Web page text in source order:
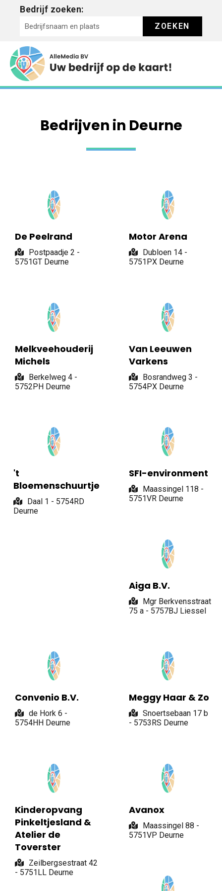
Bedrijf zoeken:
ZOEKEN
Bedrijven in Deurne
De Peelrand
Postpaadje 2 -
5751GT Deurne
Motor Arena
Dubloen 14 -
5751PX Deurne
Melkveehouderij
Michels
Berkelweg 4 -
5752PH Deurne
Van Leeuwen
Varkens
Bosrandweg 3 -
5754PX Deurne
't
Bloemenschuurtje
Daal 1 - 5754RD
Deurne
SFI-environment
Maassingel 118 -
5751VR Deurne
Aiga B.V.
Mgr Berkvensstraat
75 a - 5757BJ Liessel
Convenio B.V.
de Hork 6 -
5754HH Deurne
Meggy Haar & Zo
Snoertsebaan 17 b
- 5753RS Deurne
Kinderopvang
Pinkeltjesland &
Atelier de
Toverster
Zeilbergsestraat 42
- 5751LL Deurne
Avanox
Maassingel 88 -
5751VP Deurne